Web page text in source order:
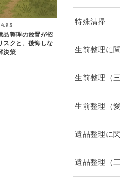
品整理の放置が招
スクと、後悔しな
決策
特殊清掃
生前整理に
生前整理（三
生前整理（愛
遺品整理に
遺品整理（三